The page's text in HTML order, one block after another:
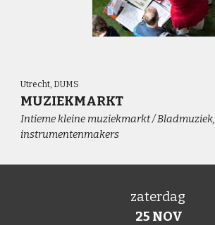
Utrecht, DUMS
MUZIEKMARKT
Intieme kleine muziekmarkt / Bladmuziek,
instrumentenmakers
zaterdag
25 NOV